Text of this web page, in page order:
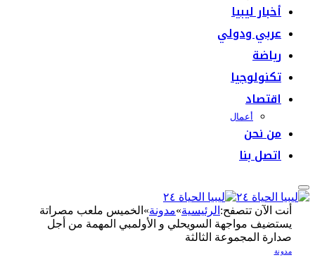
أخبار ليبيا
عربي ودولي
رياضة
تكنولوجيا
اقتصاد
أعمال
من نحن
اتصل بنا
أنت الآن تتصفح:الرئيسية»مدونة»الخميس ملعب مصراتة
يستضيف مواجهة السويحلي و الأولمبي المهمة من أجل
صدارة المجموعة الثالثة
مدونة